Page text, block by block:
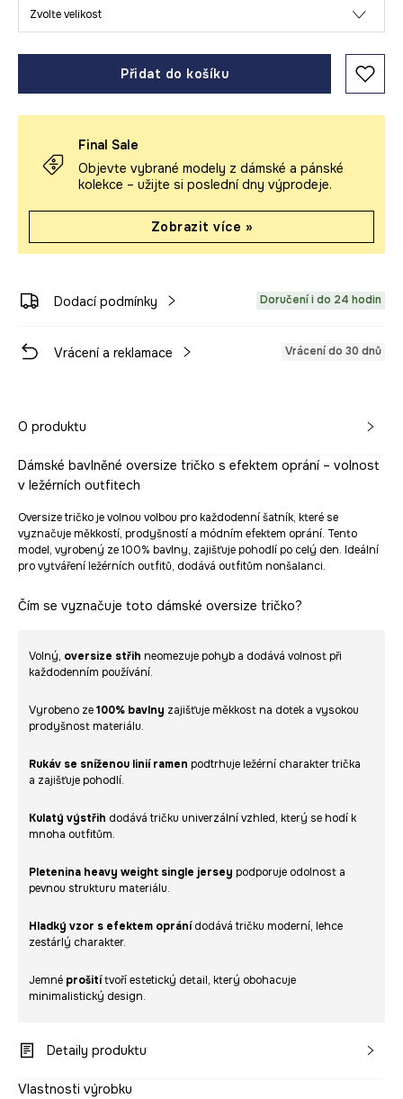
Zvolte velikost
Přidat do košíku
Final Sale
Objevte vybrané modely z dámské a pánské
kolekce – užijte si poslední dny výprodeje.
Zobrazit více »
Dodací podmínky Doručení i do 24 hodin
Vrácení a reklamace Vrácení do 30 dnů
O produktu
Dámské bavlněné oversize tričko s efektem oprání – volnost
v ležérních outfitech
Oversize tričko je volnou volbou pro každodenní šatník, které se
vyznačuje měkkostí, prodyšností a módním efektem oprání. Tento
model, vyrobený ze 100% bavlny, zajišťuje pohodlí po celý den. Ideální
pro vytváření ležérních outfitů, dodává outfitům nonšalanci.
Čím se vyznačuje toto dámské oversize tričko?
Volný, oversize střih neomezuje pohyb a dodává volnost při
každodenním používání.
Vyrobeno ze100% bavlny zajišťuje měkkost na dotek a vysokou
prodyšnost materiálu.
Rukáv se sníženou linií ramen podtrhuje ležérní charakter trička
a zajišťuje pohodlí.
Kulatý výstřih dodává tričku univerzální vzhled, který se hodí k
mnoha outfitům.
Pletenina heavy weight single jersey podporuje odolnost a
pevnou strukturu materiálu.
Hladký vzor s efektem opránídodává tričku moderní, lehce
zestárlý charakter.
Jemné prošitítvoří estetický detail, který obohacuje
minimalistický design.
Detaily produktu
Vlastnosti výrobku